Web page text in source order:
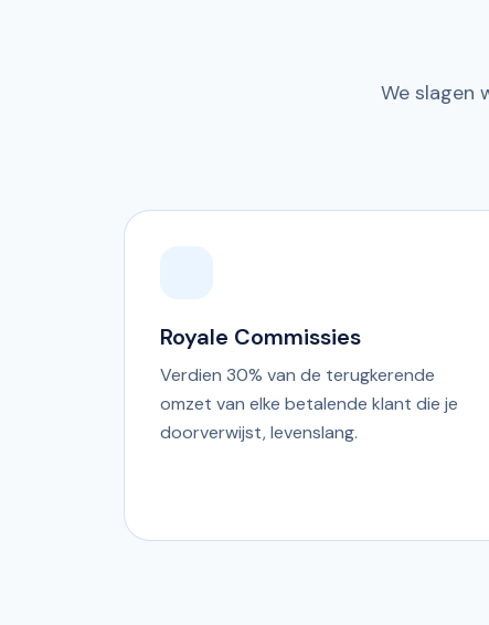
We slagen
Royale Commissies
Verdien 30% van de terugkerende
omzet van elke betalende klant die je
doorverwijst, levenslang.